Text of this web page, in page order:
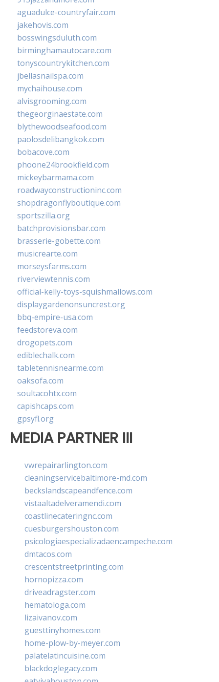
aguadulce-countryfair.com
jakehovis.com
bosswingsduluth.com
birminghamautocare.com
tonyscountrykitchen.com
jbellasnailspa.com
mychaihouse.com
alvisgrooming.com
thegeorginaestate.com
blythewoodseafood.com
paolosdelibangkok.com
bobacove.com
phoone24brookfield.com
mickeybarmama.com
roadwayconstructioninc.com
shopdragonflyboutique.com
sportszilla.org
batchprovisionsbar.com
brasserie-gobette.com
musicrearte.com
morseysfarms.com
riverviewtennis.com
official-kelly-toys-squishmallows.com
displaygardenonsuncrest.org
bbq-empire-usa.com
feedstoreva.com
drogopets.com
ediblechalk.com
tabletennisnearme.com
oaksofa.com
soultacohtx.com
capishcaps.com
gpsyfl.org
MEDIA PARTNER III
vwrepairarlington.com
cleaningservicebaltimore-md.com
beckslandscapeandfence.com
vistaaltadelveramendi.com
coastlinecateringnc.com
cuesburgershouston.com
psicologiaespecializadaencampeche.com
dmtacos.com
crescentstreetprinting.com
hornopizza.com
driveadragster.com
hematologa.com
lizaivanov.com
guesttinyhomes.com
home-plow-by-meyer.com
palatelatincuisine.com
blackdoglegacy.com